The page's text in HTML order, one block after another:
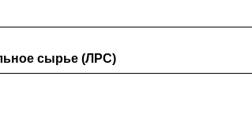
сырье (ЛРС)